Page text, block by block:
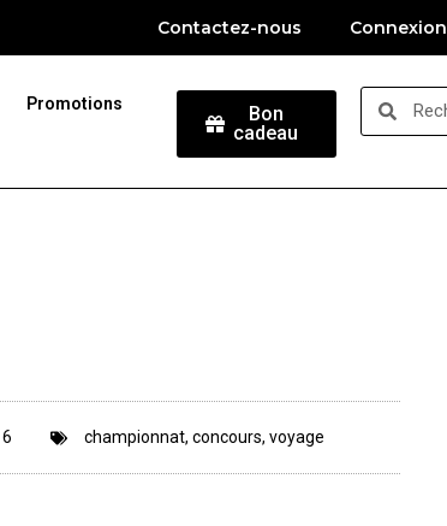
Contactez-nous Connexion
Promotions
Bon
cadeau
championnat, concours, voyage